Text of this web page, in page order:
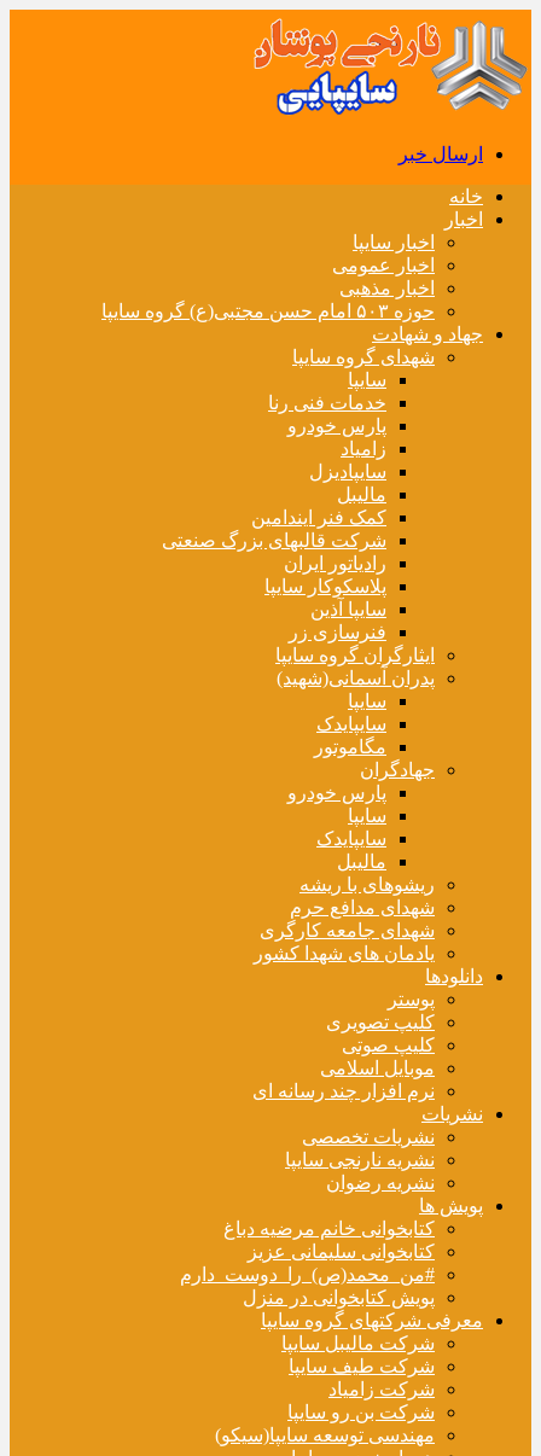
ارسال خبر
خانه
اخبار
اخبار سایپا
اخبار عمومی
اخبار مذهبی
حوزه ۵۰۳ امام حسن مجتبی(ع) گروه سایپا
جهاد و شهادت
شهدای گروه سایپا
سایپا
خدمات فنی رنا
پارس خودرو
زامیاد
سایپادیزل
مالیبل
کمک فنر ایندامین
شرکت قالبهای بزرگ صنعتی
رادیاتور ایران
پلاسکوکار سایپا
سایپا آذین
فنرسازی زر
ایثارگران گروه سایپا
پدران آسمانی(شهید)
سایپا
سایپایدک
مگاموتور
جهادگران
پارس خودرو
سایپا
سایپایدک
مالیبل
ریشوهای با ریشه
شهدای مدافع حرم
شهدای جامعه کارگری
یادمان های شهدا کشور
دانلودها
پوستر
کلیپ تصویری
کلیپ صوتی
موبایل اسلامی
نرم افزار چند رسانه ای
نشریات
نشریات تخصصی
نشریه نارنجی سایپا
نشریه رضوان
پویش ها
کتابخوانی خانم مرضیه دباغ
کتابخوانی سلیمانی عزیز
#من_محمد(ص)_را_دوست_دارم
پویش کتابخوانی در منزل
معرفی شرکتهای گروه سایپا
شرکت مالیبل سایپا
شرکت طیف سایپا
شرکت زامیاد
شرکت بن رو سایپا
مهندسی توسعه سایپا(سیکو)